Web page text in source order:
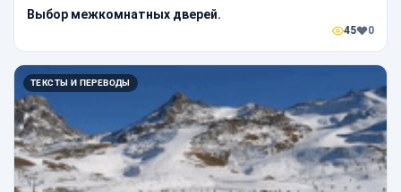
Выбор межкомнатных дверей.
45 0
ТЕКСТЫ И ПЕРЕВОДЫ